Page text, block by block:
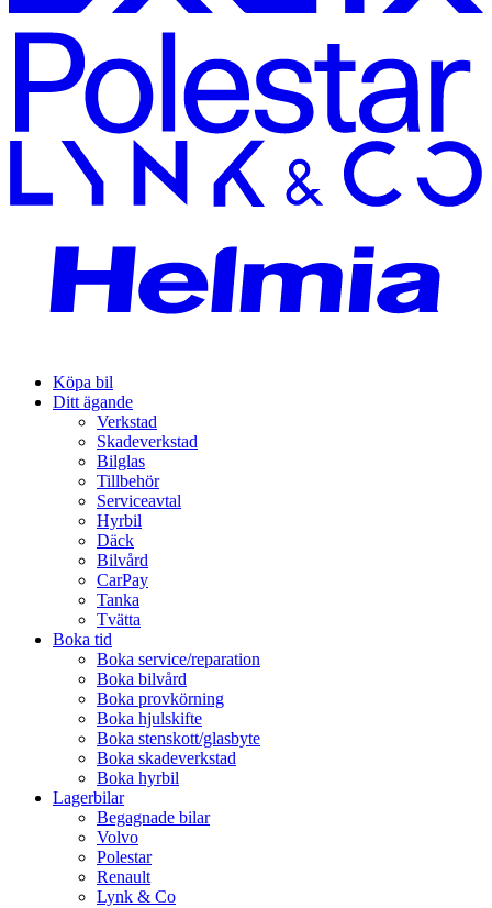
Köpa bil
Ditt ägande
Verkstad
Skadeverkstad
Bilglas
Tillbehör
Serviceavtal
Hyrbil
Däck
Bilvård
CarPay
Tanka
Tvätta
Boka tid
Boka service/reparation
Boka bilvård
Boka provkörning
Boka hjulskifte
Boka stenskott/glasbyte
Boka skadeverkstad
Boka hyrbil
Lagerbilar
Begagnade bilar
Volvo
Polestar
Renault
Lynk & Co